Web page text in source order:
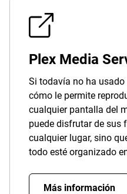
Plex Media
Si todavía no ha usado
cómo le permite
cualquier pantalla del
puede disfrutar de sus
cualquier lugar, sino
todo esté organizado
Más información